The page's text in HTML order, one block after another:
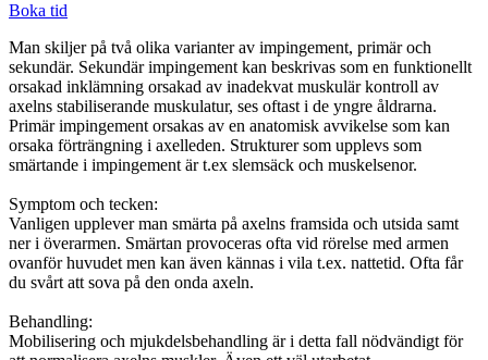
Boka tid
Man skiljer på två olika varianter av impingement, primär och
sekundär. Sekundär impingement kan beskrivas som en funktionellt
orsakad inklämning orsakad av inadekvat muskulär kontroll av
axelns stabiliserande muskulatur, ses oftast i de yngre åldrarna.
Primär impingement orsakas av en anatomisk avvikelse som kan
orsaka förträngning i axelleden. Strukturer som upplevs som
smärtande i impingement är t.ex slemsäck och muskelsenor.
Symptom och tecken:
Vanligen upplever man smärta på axelns framsida och utsida samt
ner i överarmen. Smärtan provoceras ofta vid rörelse med armen
ovanför huvudet men kan även kännas i vila t.ex. nattetid. Ofta får
du svårt att sova på den onda axeln.
Behandling:
Mobilisering och mjukdelsbehandling är i detta fall nödvändigt för